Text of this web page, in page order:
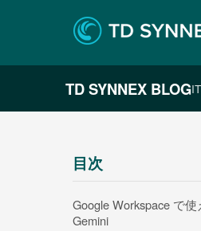
TD SYNNEX BLOG
目次
Google Workspace で使
Gemini